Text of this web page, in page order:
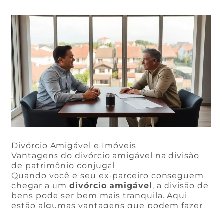
Divórcio Amigável e Imóveis
Vantagens do divórcio amigável na divisão
de patrimônio conjugal
Quando você e seu ex-parceiro conseguem
chegar a umdivórcio amigável , a divisão de
bens pode ser bem mais tranquila. Aqui
estão algumas vantagens que podem fazer